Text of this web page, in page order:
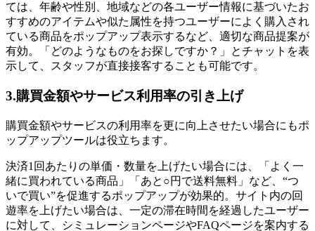
ては、年齢や性別、地域などの各ユーザー情報に基づいたお
すすめのアイテムや似た属性を持つユーザーによく購入され
ている商品をポップアップ表示するなど、適切な商品提案が
有効。「どのようなものをお探しですか？」とチャットを表
示して、スタッフが直接接客することも可能です。
3.購買金額やサービス利用率の引き上げ
購買金額やサービスの利用率を更に向上させたい場合にもポ
ップアップツールは役立ちます。
決済1回あたりの単価・数量を上げたい場合には、「よく一
緒に買われている商品」「あと○円で送料無料」など、“つ
いで買い”を促進するポップアップが効果的。サイト内の回
遊率を上げたい場合は、一定の滞在時間を経過したユーザー
に対して、シミュレーションページやFAQページを案内する